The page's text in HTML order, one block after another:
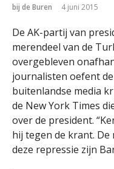
bij de Buren 4 juni 2015
De AK-partij van
merendeel van de
overgebleven
journalisten oefent
buitenlandse media
de New York Times
over de president.
hij tegen de krant.
deze repressie zijn